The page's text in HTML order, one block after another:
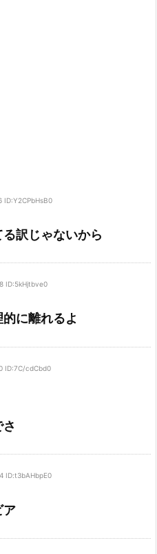
ID:Y2CPbHsB0
訳じゃないから
ID:5kHjtbve0
に離れるよ
ID:7C/cdCbd0
ID:t3bAHbpE0
ア